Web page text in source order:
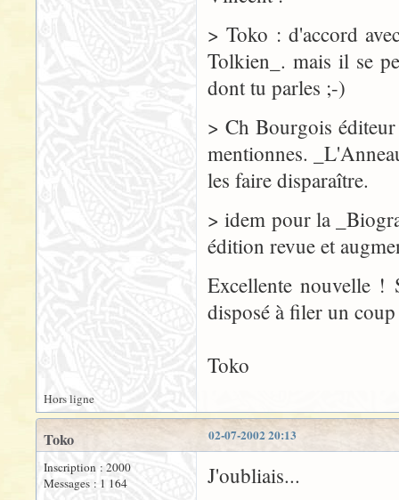
> Toko : d'accord
Tolkien_. mais il se
dont tu parles ;-)
> Ch Bourgois
mentionnes.
les faire disparaître.
> idem pour la
édition revue et
Excellente nouvelle !
disposé à filer un
Toko
Hors ligne
02-07-2002 20:13
Toko
Inscription : 2000
Messages : 1 164
J'oubliais...